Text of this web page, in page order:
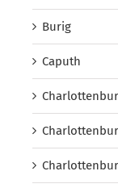
Burig
Caputh